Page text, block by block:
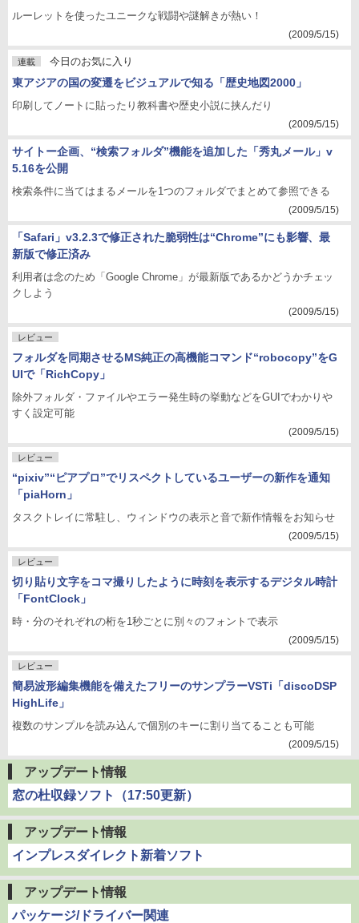
ルーレットを使ったユニークな戦闘や謎解きが熱い！
(2009/5/15)
連載 今日のお気に入り
東アジアの国の変遷をビジュアルで知る「歴史地図2000」
印刷してノートに貼ったり教科書や歴史小説に挟んだり
(2009/5/15)
サイトー企画、“検索フォルダ”機能を追加した「秀丸メール」v
5.16を公開
検索条件に当てはまるメールを1つのフォルダでまとめて参照できる
(2009/5/15)
「Safari」v3.2.3で修正された脆弱性は“Chrome”にも影響、最
新版で修正済み
利用者は念のため「Google Chrome」が最新版であるかどうかチェッ
クしよう
(2009/5/15)
レビュー
フォルダを同期させるMS純正の高機能コマンド“robocopy”をG
UIで「RichCopy」
除外フォルダ・ファイルやエラー発生時の挙動などをGUIでわかりや
すく設定可能
(2009/5/15)
レビュー
“pixiv”“ピアプロ”でリスペクトしているユーザーの新作を通知
「piaHorn」
タスクトレイに常駐し、ウィンドウの表示と音で新作情報をお知らせ
(2009/5/15)
レビュー
切り貼り文字をコマ撮りしたように時刻を表示するデジタル時計
「FontClock」
時・分のそれぞれの桁を1秒ごとに別々のフォントで表示
(2009/5/15)
レビュー
簡易波形編集機能を備えたフリーのサンプラーVSTi「discoDSP
HighLife」
複数のサンプルを読み込んで個別のキーに割り当てることも可能
(2009/5/15)
アップデート情報
窓の杜収録ソフト（17:50更新）
アップデート情報
インプレスダイレクト新着ソフト
アップデート情報
パッケージ/ドライバー関連